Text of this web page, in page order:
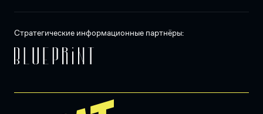
Стратегические информационные партнёры: